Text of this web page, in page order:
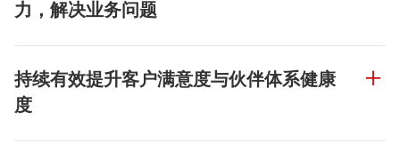
力，解决业务问题
持续有效提升客户满意度与伙伴体系健康
度